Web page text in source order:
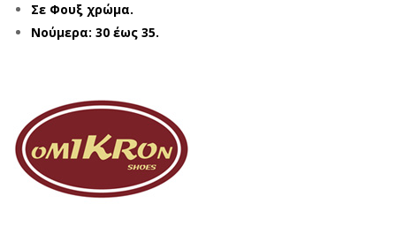
Σε Φουξ χρώμα.
Νούμερα: 30 έως 35.